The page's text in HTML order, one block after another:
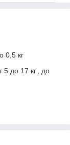
0,5 кг
до 17 кг., до